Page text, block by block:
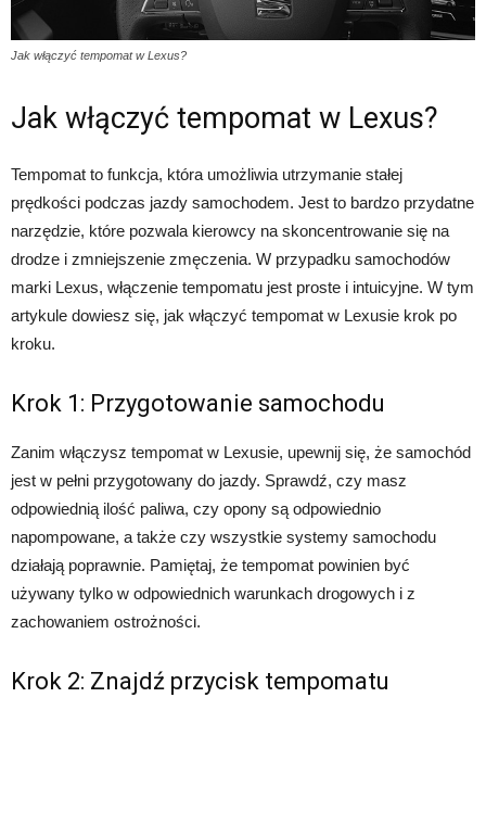
Jak włączyć tempomat w Lexus?
Jak włączyć tempomat w Lexus?
Tempomat to funkcja, która umożliwia utrzymanie stałej
prędkości podczas jazdy samochodem. Jest to bardzo przydatne
narzędzie, które pozwala kierowcy na skoncentrowanie się na
drodze i zmniejszenie zmęczenia. W przypadku samochodów
marki Lexus, włączenie tempomatu jest proste i intuicyjne. W tym
artykule dowiesz się, jak włączyć tempomat w Lexusie krok po
kroku.
Krok 1: Przygotowanie samochodu
Zanim włączysz tempomat w Lexusie, upewnij się, że samochód
jest w pełni przygotowany do jazdy. Sprawdź, czy masz
odpowiednią ilość paliwa, czy opony są odpowiednio
napompowane, a także czy wszystkie systemy samochodu
działają poprawnie. Pamiętaj, że tempomat powinien być
używany tylko w odpowiednich warunkach drogowych i z
zachowaniem ostrożności.
Krok 2: Znajdź przycisk tempomatu